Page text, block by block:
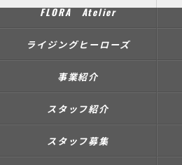
FLORA Atelier
ライジングヒーローズ
事業紹介
スタッフ紹介
スタッフ募集